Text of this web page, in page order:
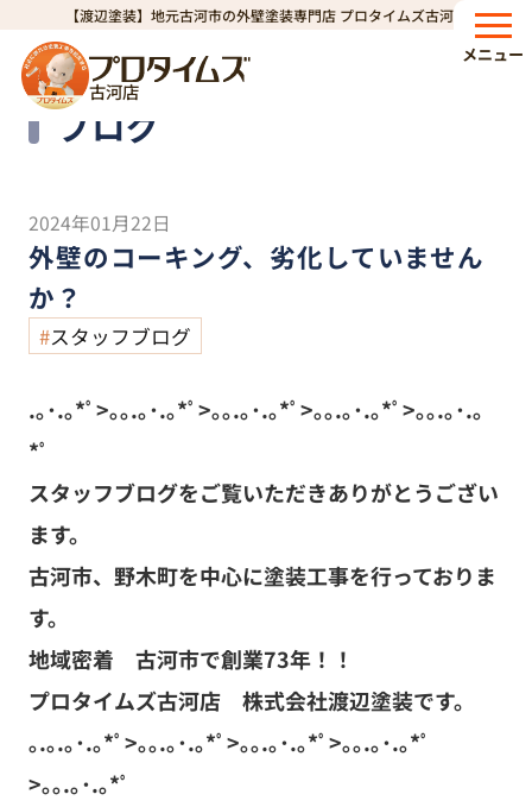
【渡辺塗装】地元古河市の外壁塗装専門店 プロタイムズ古河店
古河店
メニュー
HOME>ブログ> 外壁のコーキング、劣化していませんか？
ブログ
Blog
2024年01月22日
外壁のコーキング、劣化していません
か？
スタッフブログ
.｡･.｡*ﾟ>｡｡.｡･.｡*ﾟ>｡｡.｡･.｡*ﾟ>｡｡.｡･.｡*ﾟ>｡｡.｡･.｡
*ﾟ
スタッフブログをご覧いただきありがとうござい
ます。
古河市、野木町を中心に塗装工事を行っておりま
す。
地域密着 古河市で創業73年！！
プロタイムズ古河店 株式会社渡辺塗装です。
｡.｡.｡･.｡*ﾟ>｡｡.｡･.｡*ﾟ>｡｡.｡･.｡*ﾟ>｡｡.｡･.｡*ﾟ
>｡｡.｡･.｡*ﾟ